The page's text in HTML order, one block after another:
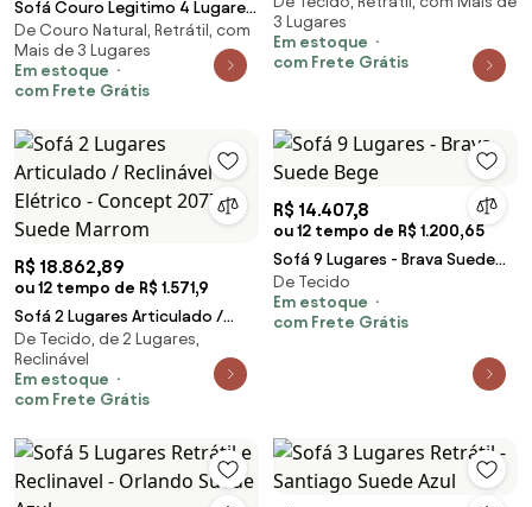
Sofá Couro Legitimo 4 Lugares
Retrátil e Reclinável - Connor
Couro Natural Perola
De Couro Natural, Retrátil, com
Mais de 3 Lugares
Em estoque
com Frete Grátis
Marrom
3 Lugares
Em estoque
com Frete Grátis
R$ 18.862,89
ou 12 tempo de R$ 1.571,9
Sofá 2 Lugares Articulado /
Reclinável Elétrico - Concept
2077 Suede Marrom
De Tecido, de 2 Lugares,
Reclinável
Em estoque
com Frete Grátis
R$ 14.407,8
ou 12 tempo de R$ 1.200,65
Sofá 9 Lugares - Brava Suede
Bege
De Tecido
Em estoque
com Frete Grátis